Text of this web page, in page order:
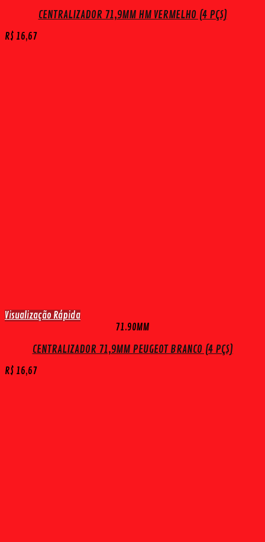
CENTRALIZADOR 71,9MM HM VERMELHO (4 PÇS)
R$ 16,67
Visualização Rápida
71.90MM
CENTRALIZADOR 71,9MM PEUGEOT BRANCO (4 PÇS)
R$ 16,67